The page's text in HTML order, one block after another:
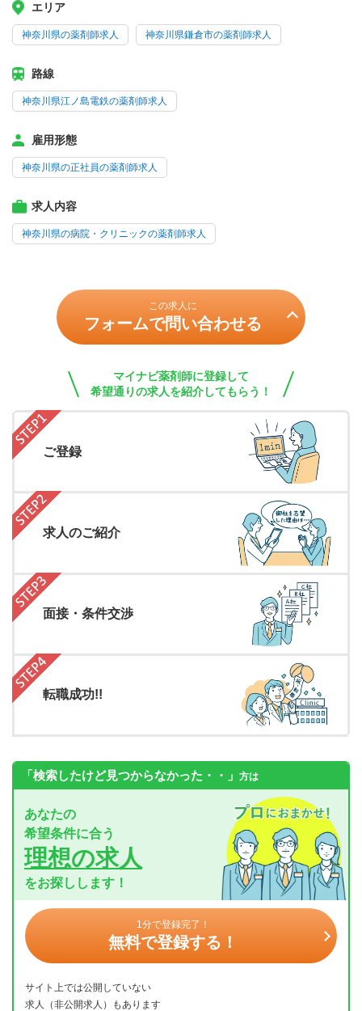
エリア
神奈川県の薬剤師求人 神奈川県鎌倉市の薬剤師求人
路線
神奈川県江ノ島電鉄の薬剤師求人
雇用形態
神奈川県の正社員の薬剤師求人
求人内容
神奈川県の病院・クリニックの薬剤師求人
この求人に
フォームで問い合わせる
マイナビ薬剤師に登録して
希望通りの求人を紹介してもらう！
ご登録
求人のご紹介
面接・条件交渉
転職成功!!
「検索したけど見つからなかった・・」 方は
あなたの
希望条件に合う
理想の求人
をお探しします！
1分で登録完了！
無料で登録する！
サイト上では公開していない
求人（非公開求人）もあります